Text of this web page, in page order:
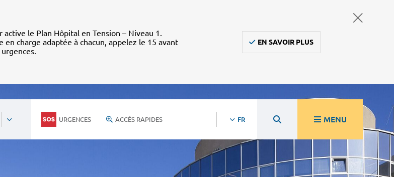
active le Plan Hôpital en Tension – Niveau 1.
en charge adaptée à chacun, appelez le 15 avant
EN SAVOIR PLUS
URGENCES ACCÈS RAPIDES FR MENU